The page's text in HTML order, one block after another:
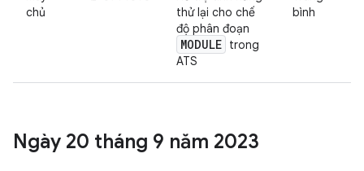
chủ
thử lại cho chế
độ phân đoạn
MODULE trong
ATS
bình
Ngày 20 tháng 9 năm 2023